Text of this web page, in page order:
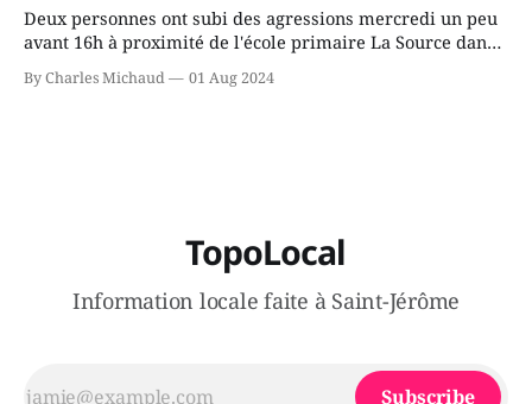
Deux personnes ont subi des agressions mercredi un peu
avant 16h à proximité de l'école primaire La Source dans
le secteur Bellefeuille de Saint-Jérôme. L'une de deux
victimes aurait été écrasée sous un véhicule et aspergée
By Charles Michaud 01 Aug 2024
TopoLocal
Information locale faite à Saint-Jérôme
Subscribe